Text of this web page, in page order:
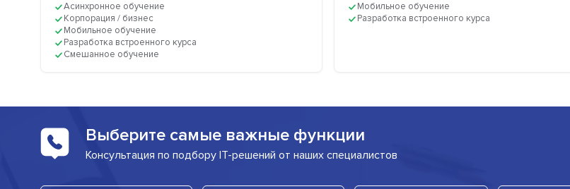
Асинхронное обучение
Корпорация / бизнес
Мобильное обучение
Разработка встроенного курса
Смешанное обучение
Мобильное обучение
Разработка встроенного курса
Выберите самые важные функции
Консультация по подбору IT-решений от наших специалистов